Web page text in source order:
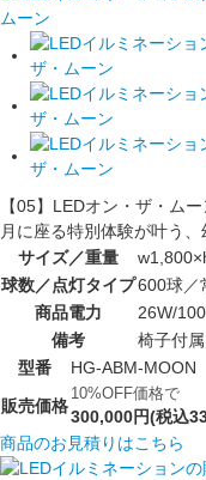
【05】LEDオン・ザ・ムー
月に座る特別体験が叶う
サイズ／重量
球数／点灯タイプ600球／
商品電力
26W/
備考
椅子付
型番
HG-ABM-MOON
販売価格
10%OFF価格で
300,000円(税込
商品のお見積りはこちら